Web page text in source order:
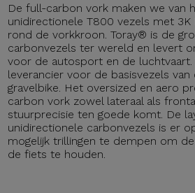
De full-carbon vork maken we van
unidirectionele T800 vezels met 3K
rond de vorkkroon. Toray® is de
carbonvezels ter wereld en levert
voor de autosport en de luchtvaart.
leverancier voor de basisvezels van
gravelbike. Het oversized en aero
carbon vork zowel lateraal als
stuurprecisie ten goede komt. De
unidirectionele carbonvezels is er
mogelijk trillingen te dempen om
de fiets te houden.